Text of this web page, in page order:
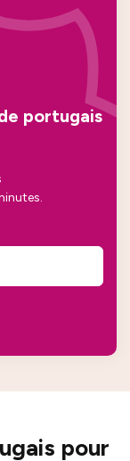
portugais
pour